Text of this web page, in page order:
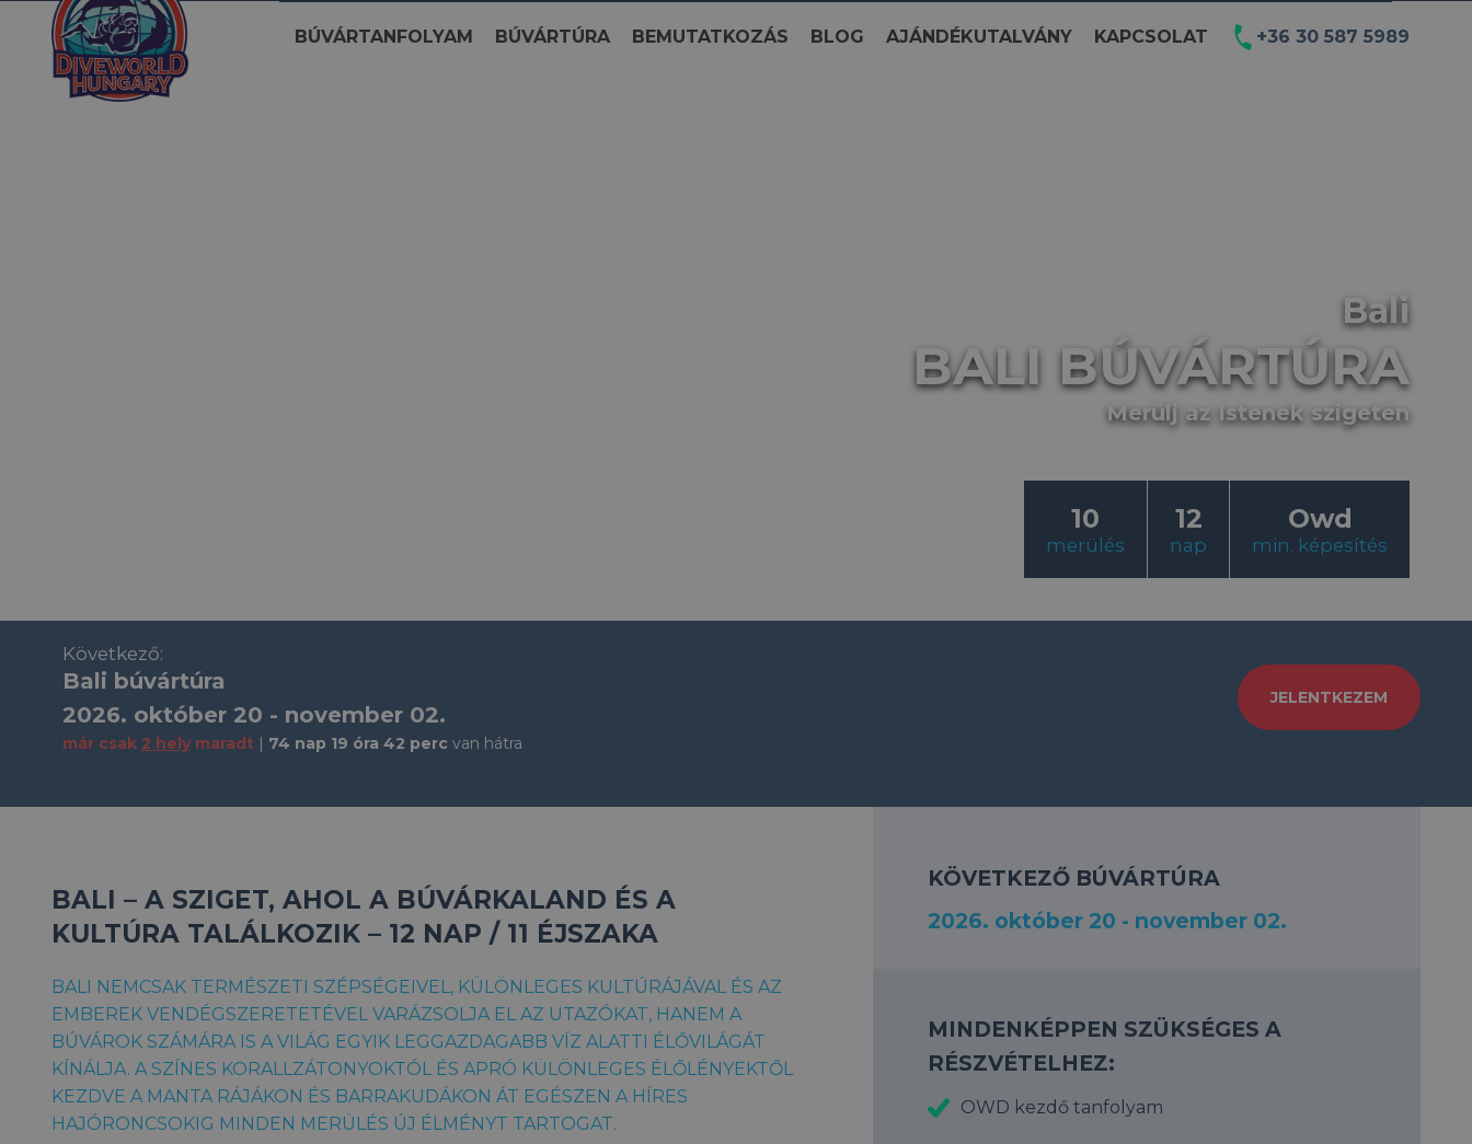
BÚVÁRTANFOLYAM BÚVÁRTÚRA BEMUTATKOZÁS BLOG AJÁNDÉKUTALVÁNY KAPCSOLAT +36 30 587 5989
Bali
BALI BÚVÁRTÚRA
Merülj az Istenek szigetén
10
merülés
12
nap
Owd
min. képesítés
Következő:
Bali búvártúra
2026. október 20 - november 02.
már csak 2 helymaradt 74 nap 19 óra 42 perc van hátra
JELENTKEZEM
BALI – A SZIGET, AHOL A BÚVÁRKALAND ÉS A
KULTÚRA TALÁLKOZIK – 12 NAP / 11 ÉJSZAKA
BALI NEMCSAK TERMÉSZETI SZÉPSÉGEIVEL, KÜLÖNLEGES KULTÚRÁJÁVAL ÉS AZ
EMBEREK VENDÉGSZERETETÉVEL VARÁZSOLJA EL AZ UTAZÓKAT, HANEM A
BÚVÁROK SZÁMÁRA IS A VILÁG EGYIK LEGGAZDAGABB VÍZ ALATTI ÉLŐVILÁGÁT
KÍNÁLJA. A SZÍNES KORALLZÁTONYOKTÓL ÉS APRÓ KÜLÖNLEGES ÉLŐLÉNYEKTŐL
KEZDVE A MANTA RÁJÁKON ÉS BARRAKUDÁKON ÁT EGÉSZEN A HÍRES
HAJÓRONCSOKIG MINDEN MERÜLÉS ÚJ ÉLMÉNYT TARTOGAT.
KÖVETKEZŐ BÚVÁRTÚRA
2026. október 20 - november 02.
MINDENKÉPPEN SZÜKSÉGES A
RÉSZVÉTELHEZ:
OWD kezdő tanfolyam